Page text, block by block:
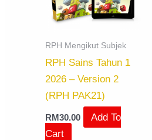
RPH Mengikut Subjek
RPH Sains Tahun 1
2026 – Version 2
(RPH PAK21)
RM30.00
Add To
Cart